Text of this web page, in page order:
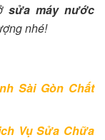
sửa máy nước
nhé!
Sài Gòn Chất
Vụ Sửa Chữa